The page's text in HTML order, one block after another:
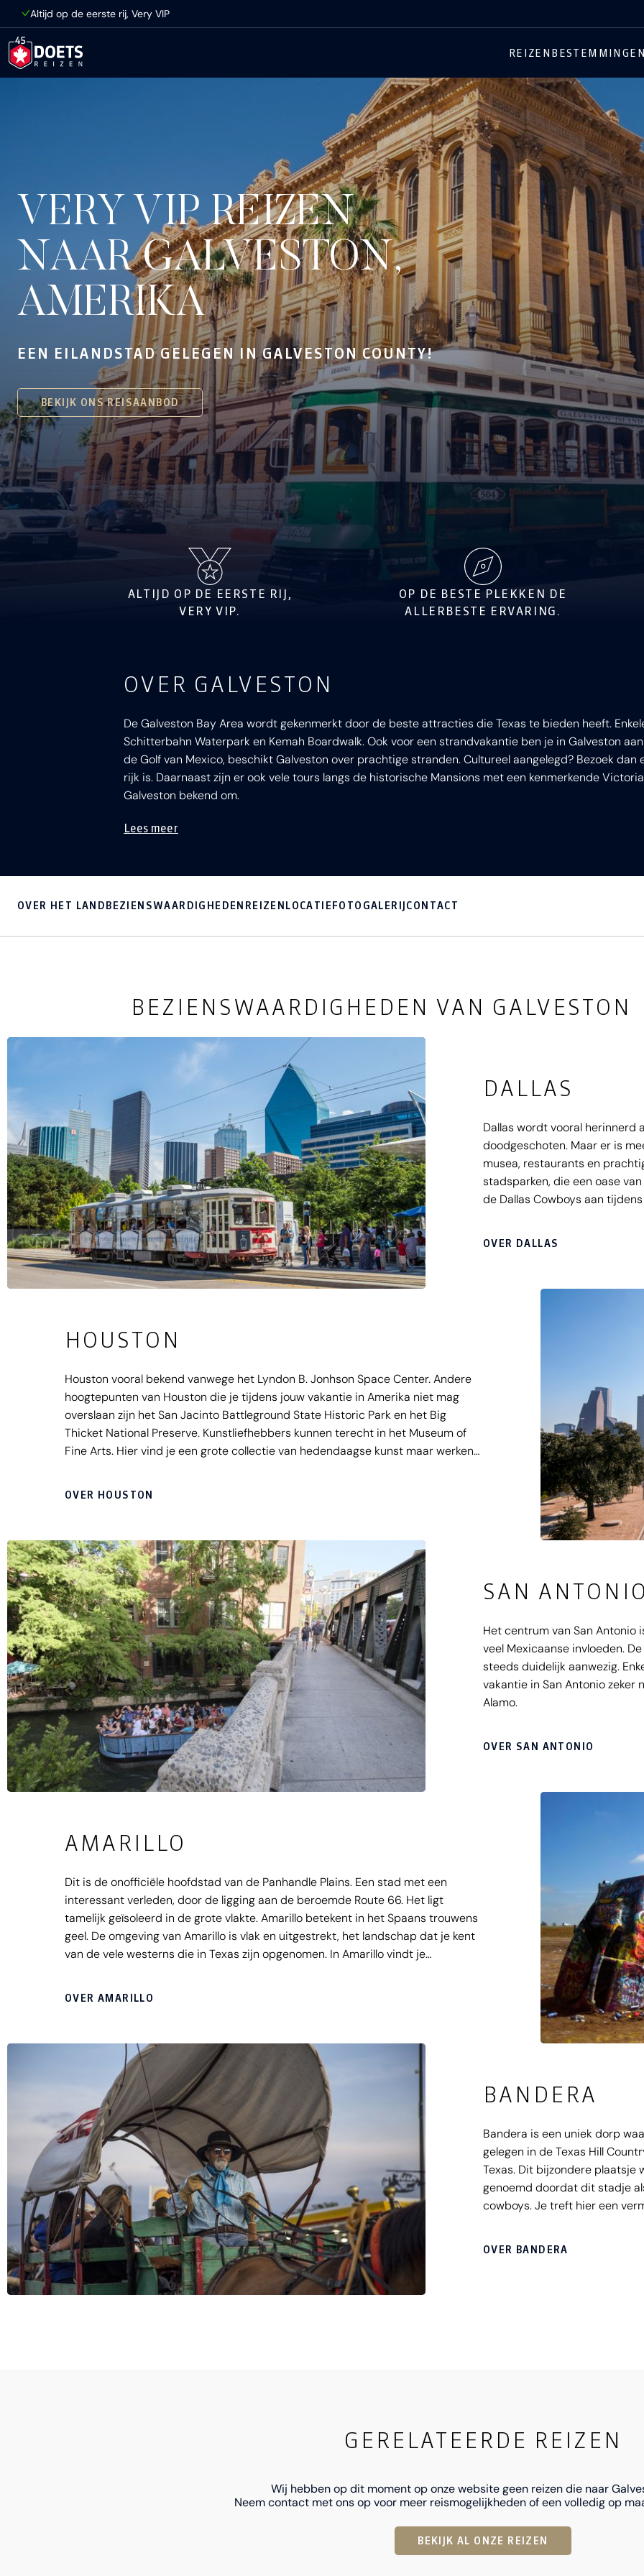
Ga direct naar inhoud
Altijd op de eerste rij, Very VIP
REIZEN
VERY VIP REIZEN
NAAR GALVESTON,
AMERIKA
EEN EILANDSTAD GELEGEN IN GALVESTON COUNTY!
BEKIJK ONS REISAANBOD
ALTIJD OP DE EERSTE RIJ,
VERY VIP.
OP DE BESTE PLEKKEN DE
ALLERBESTE ERVARING.
OVER GALVESTON
De Galveston Bay Area wordt gekenmerkt door de beste attracties die Texas te bieden heeft.
Schitterbahn Waterpark en Kemah Boardwalk. Ook voor een strandvakantie ben je in Galveston
de Golf van Mexico, beschikt Galveston over prachtige stranden. Cultureel aangelegd? Bezoek dan
rijk is. Daarnaast zijn er ook vele tours langs de historische Mansions met een kenmerkende
Galveston bekend om.
Lees meer
OVER HET LANDBEZIENSWAARDIGHEDEN REIZENLOCATIEFOTOGALERIJCONTACT
BEZIENSWAARDIGHEDEN VAN GALVESTON
DALLAS
Dallas wordt vooral herinnerd
doodgeschoten. Maar er is
musea, restaurants en
stadsparken, die een oase
de Dallas Cowboys aan
OVER DALLAS
HOUSTON
Houston vooral bekend vanwege het Lyndon B. Jonhson Space Center. Andere
hoogtepunten van Houston die je tijdens jouw vakantie in Amerika niet mag
overslaan zijn het San Jacinto Battleground State Historic Park en het Big
Thicket National Preserve. Kunstliefhebbers kunnen terecht in het Museum of
Fine Arts. Hier vind je een grote collectie van hedendaagse kunst maar werken
OVER HOUSTON
SAN
Het centrum van San Antonio
veel Mexicaanse invloeden.
steeds duidelijk aanwezig.
vakantie in San Antonio zeker
Alamo.
OVER SAN ANTONIO
AMARILLO
Dit is de onofficiële hoofdstad van de Panhandle Plains. Een stad met een
interessant verleden, door de ligging aan de beroemde Route 66. Het ligt
tamelijk geïsoleerd in de grote vlakte. Amarillo betekent in het Spaans trouwens
geel. De omgeving van Amarillo is vlak en uitgestrekt, het landschap dat je kent
van de vele westerns die in Texas zijn opgenomen. In Amarillo vindt je
OVER AMARILLO
BANDERA
Bandera is een uniek dorp
gelegen in de Texas Hill
Texas. Dit bijzondere plaatsje
genoemd doordat dit stadje
cowboys. Je treft hier een
OVER BANDERA
GERELATEERDE REIZEN
Wij hebben op dit moment op onze website geen reizen die naar
Neem contact met ons op voor meer reismogelijkheden of een volledig op
BEKIJK AL ONZE REIZEN